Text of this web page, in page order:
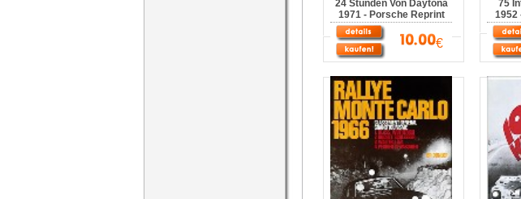
24 Stunden Von Daytona
1971 - Porsche Reprint
€
75
1952